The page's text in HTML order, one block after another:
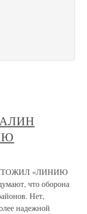
«ЛИНИЮ
что оборона
Нет,
надежной